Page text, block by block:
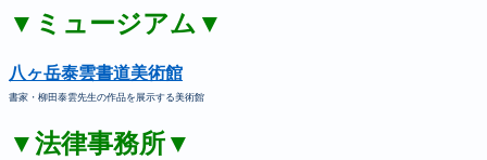
▼ミュージアム▼
八ヶ岳泰雲書道美術館
書家・柳田泰雲先生の作品を展示する美術館
▼法律事務所▼